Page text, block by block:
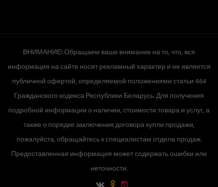
ВНИМАНИЕ! Обращаем ваше внимание на то, что, вся
информация на сайте носит рекламный характер и не является
публичной офертой, определяемой положениями статьи 464
Гражданского кодекса Республики Беларусь. Для получения
подробной информации о наличии, стоимости товара и услуг, а
также о порядке заключения договора купли продажи,
пожалуйста, обращайтесь к специалистам отдела продаж.
Предоставленная информация может содержать ошибки или
неточности.